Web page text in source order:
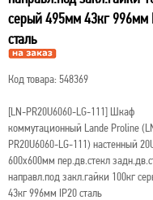
серый 495мм 43кг 996мм
сталь
Код товара: 548369
[LN-PR20U6060-LG-111]Шкаф
коммутационный Lande Proline
PR20U6060-LG-111) настенный
600x600мм пер.дв.стекл
направл.под закл.гайки 100кг
43кг 996мм IP20 сталь